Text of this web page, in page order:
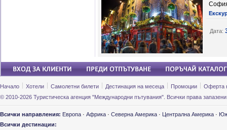
Дата:
Начало Хотели Самолетни билети Дестинация на месеца Промоции
Оферта
© 2010-2026 Туристическа агенция "Международни пътувания". Всички права
Всички направления: Европа · Африка · Северна Америка · Централна Америка ·
Всички дестинации: